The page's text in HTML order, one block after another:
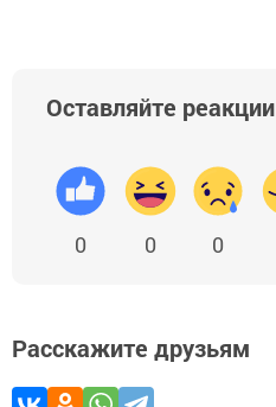
Оставляйте реакции
0 0 0
Расскажите друзьям